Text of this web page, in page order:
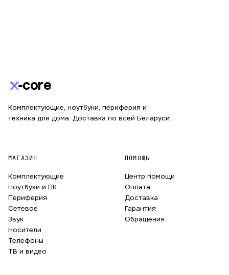
core
Комплектующие, ноутбуки, периферия и
техника для дома. Доставка по всей Беларуси.
МАГАЗИН
Комплектующие
Ноутбуки и ПК
Периферия
Сетевое
Звук
Носители
Телефоны
ТВ и видео
ПОМОЩЬ
Центр помощи
Оплата
Доставка
Гарантия
Обращения